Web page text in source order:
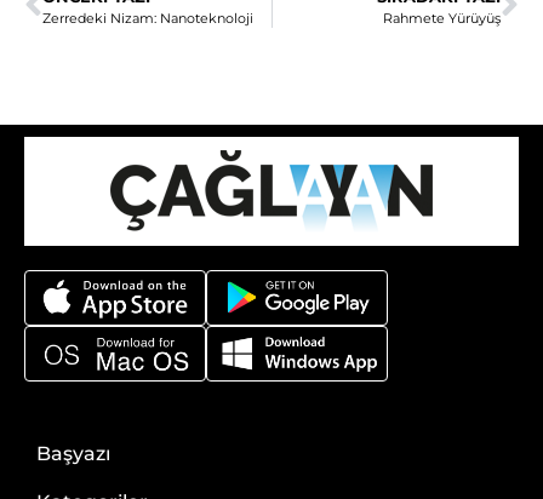
Zerredeki Nizam: Nanoteknoloji Rahmete Yürüyüş
Başyazı